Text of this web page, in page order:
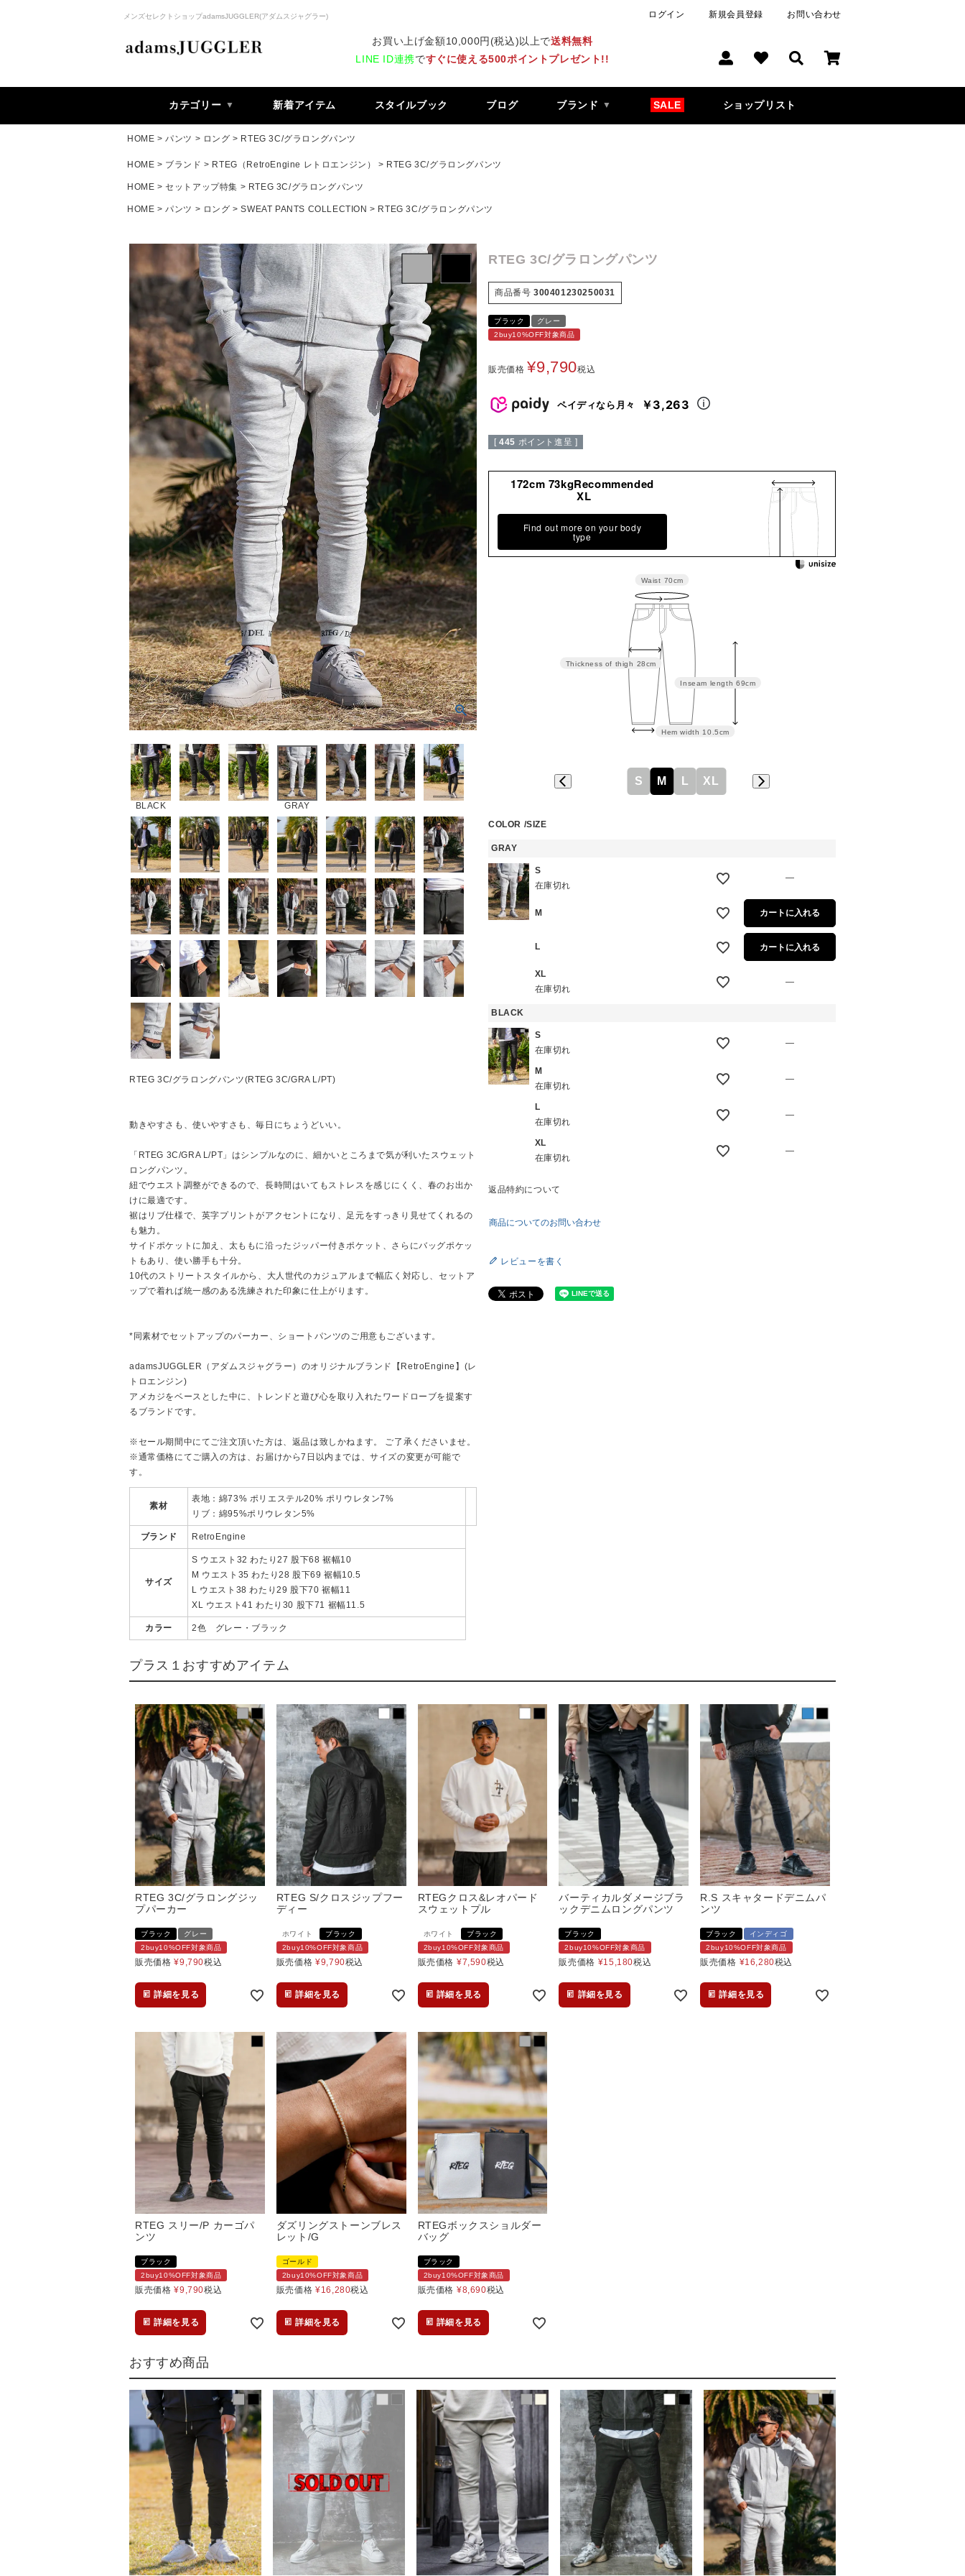
メンズセレクトショップadamsJUGGLER(アダムスジャグラー) ログイン 新規会員登録 お問い合わせ
お買い上げ金額10,000円(税込)以上で送料無料
LINE ID連携ですぐに使える500ポイントプレゼント!!
カテゴリー 新着アイテム スタイルブック ブログ ブランド SALE ショップリスト
HOME パンツ ロング RTEG 3C/グラロングパンツ
HOME ブランド RTEG（RetroEngine レトロエンジン） RTEG 3C/グラロングパンツ
HOME セットアップ特集 RTEG 3C/グラロングパンツ
HOME パンツ ロング SWEAT PANTS COLLECTION RTEG 3C/グラロングパンツ
BLACK GRAY
RTEG 3C/グラロングパンツ(RTEG 3C/GRA L/PT)
動きやすさも、使いやすさも、毎日にちょうどいい。
「RTEG 3C/GRA L/PT」はシンプルなのに、細かいところまで気が利いたスウェット
ロングパンツ。
紐でウエスト調整ができるので、長時間はいてもストレスを感じにくく、春のお出か
けに最適です。
裾はリブ仕様で、英字プリントがアクセントになり、足元をすっきり見せてくれるの
も魅力。
サイドポケットに加え、太ももに沿ったジッパー付きポケット、さらにバッグポケッ
トもあり、使い勝手も十分。
10代のストリートスタイルから、大人世代のカジュアルまで幅広く対応し、セットア
ップで着れば統一感のある洗練された印象に仕上がります。
*同素材でセットアップのパーカー、ショートパンツのご用意もございます。
adamsJUGGLER（アダムスジャグラー）のオリジナルブランド【RetroEngine】(レ
トロエンジン)
アメカジをベースとした中に、トレンドと遊び心を取り入れたワードローブを提案す
るブランドです。
※セール期間中にてご注文頂いた方は、返品は致しかねます。 ご了承くださいませ。
※通常価格にてご購入の方は、お届けから7日以内までは、サイズの変更が可能で
す。
素材
表地：綿73% ポリエステル20% ポリウレタン7%
リブ：綿95%ポリウレタン5%
ブランド RetroEngine
サイズ
S ウエスト32 わたり27 股下68 裾幅10
M ウエスト35 わたり28 股下69 裾幅10.5
L ウエスト38 わたり29 股下70 裾幅11
XL ウエスト41 わたり30 股下71 裾幅11.5
カラー 2色 グレー・ブラック
RTEG 3C/グラロングパンツ
商品番号 300401230250031
ブラック
グレー
2buy10%OFF対象商品
販売価格 ¥9,790税込
ペイディなら月々 ￥3,263
[ 445 ポイント進呈 ]
172cm 73kgRecommended
XL
Find out more on your body
type
Inseam length 69cm
Hem width 10.5cm
Thickness of thigh 28cm
Waist 70cm
S M L XL
COLOR SIZE
GRAY
S
在庫切れ
—
M カートに入れる
L カートに入れる
XL
在庫切れ
—
BLACK
S
在庫切れ
—
M
在庫切れ
—
L
在庫切れ
—
XL
在庫切れ
—
返品特約について
商品についてのお問い合わせ
レビューを書く
プラス１おすすめアイテム
RTEG 3C/グラロングジッ
プパーカー
ブラック
グレー
2buy10%OFF対象商品
販売価格 ¥9,790税込
詳細を見る
RTEG S/クロスジップフー
ディー
ホワイト
ブラック
2buy10%OFF対象商品
販売価格 ¥9,790税込
詳細を見る
RTEGクロス&レオパード
スウェットプル
ホワイト
ブラック
2buy10%OFF対象商品
販売価格 ¥7,590税込
詳細を見る
バーティカルダメージブラ
ックデニムロングパンツ
ブラック
2buy10%OFF対象商品
販売価格 ¥15,180税込
詳細を見る
R.S スキャタードデニムパ
ンツ
ブラック
インディゴ
2buy10%OFF対象商品
販売価格 ¥16,280税込
詳細を見る
RTEG スリー/P カーゴパ
ンツ
ブラック
2buy10%OFF対象商品
販売価格 ¥9,790税込
詳細を見る
ダズリングストーンブレス
レット/G
ゴールド
2buy10%OFF対象商品
販売価格 ¥16,280税込
詳細を見る
RTEGボックスショルダー
バッグ
ブラック
2buy10%OFF対象商品
販売価格 ¥8,690税込
詳細を見る
おすすめ商品